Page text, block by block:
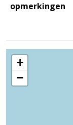
opmerkingen
+
−